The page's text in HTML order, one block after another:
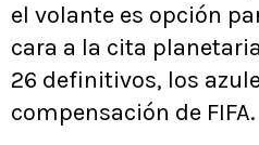
el volante es opción
cara a la cita
26 definitivos, los
compensación de FIFA.